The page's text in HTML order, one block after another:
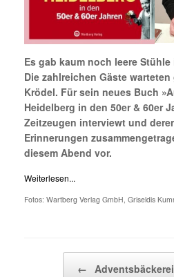
Es gab kaum noch leere Stühle
Die zahlreichen Gäste
Krödel. Für sein neues Buch
Heidelberg in den 50er & 60er
Zeitzeugen interviewt und
Erinnerungen
diesem Abend vor.
Weiterlesen...
Fotos: Wartberg Verlag GmbH, Griseldis
←